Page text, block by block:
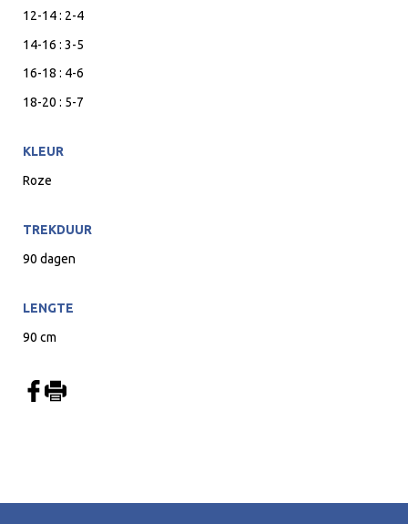
12-14 : 2-4
14-16 : 3-5
16-18 : 4-6
18-20 : 5-7
KLEUR
Roze
TREKDUUR
90 dagen
LENGTE
90 cm